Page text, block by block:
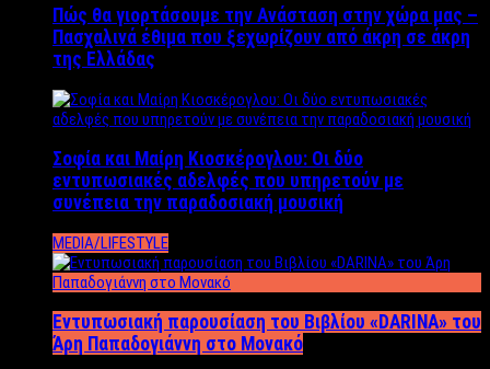
Πώς θα γιορτάσουμε την Ανάσταση στην χώρα μας –
Πασχαλινά έθιμα που ξεχωρίζουν από άκρη σε άκρη
της Ελλάδας
Σοφία και Μαίρη Κιοσκέρογλου: Οι δύο
εντυπωσιακές αδελφές που υπηρετούν με
συνέπεια την παραδοσιακή μουσική
MEDIA/LIFESTYLE
Εντυπωσιακή παρουσίαση του Βιβλίου «DARINA» του
Άρη Παπαδογιάννη στο Μονακό